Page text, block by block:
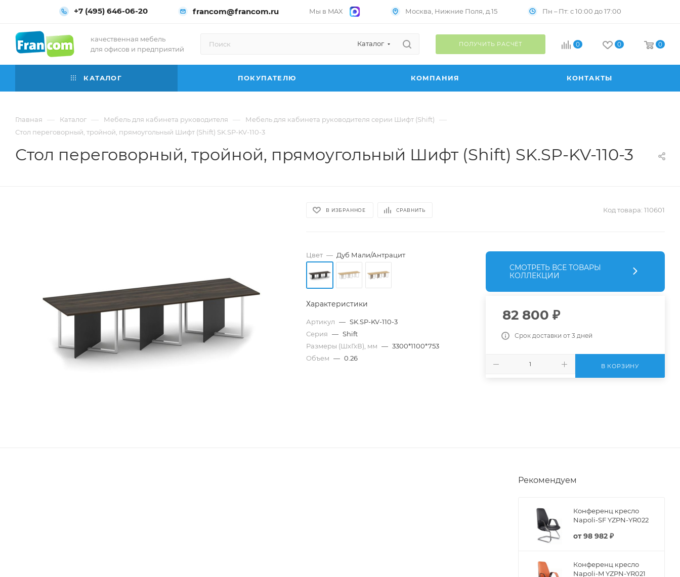
+7 (495) 646-06-20 francom@francom.ru Мы в MAX Москва, Нижние Поля, д.15 Пн – Пт: с 10:00 до 17:00
качественная мебель
для офисов и предприятий
Каталог ПОЛУЧИТЬ РАСЧЁТ 0 0 0
КАТАЛОГ ПОКУПАТЕЛЮ КОМПАНИЯ КОНТАКТЫ
Главная — Каталог — Мебель для кабинета руководителя — Мебель для кабинета руководителя серии Шифт (Shift) —
Стол переговорный, тройной, прямоугольный Шифт (Shift) SK.SP-KV-110-3
Стол переговорный, тройной, прямоугольный Шифт (Shift) SK.SP-KV-110-3
В ИЗБРАННОЕ СРАВНИТЬ Код товара: 110601
Цвет — Дуб Мали/Антрацит
Характеристики
Артикул — SK.SP-KV-110-3
Серия — Shift
Размеры (ШхГхВ), мм — 3300*1100*753
Объем — 0.26
СМОТРЕТЬ ВСЕ ТОВАРЫ
КОЛЛЕКЦИИ
82 800 ₽
Срок доставки от 3 дней
В КОРЗИНУ
Рекомендуем
Конференц кресло
Napoli-SF YZPN-YR022
от98 982 ₽
Конференц кресло
Napoli-M YZPN-YR021